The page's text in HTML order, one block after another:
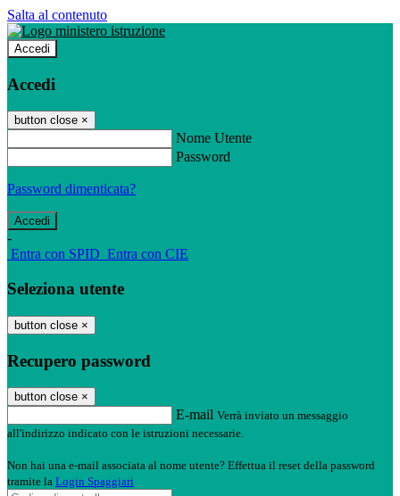
Salta al contenuto
Accedi
Accedi
button close ×
Nome Utente
Password
Password dimenticata?
-
Entra con SPID Entra con CIE
Seleziona utente
button close ×
Recupero password
button close ×
E-mail Verrà inviato un messaggio
all'indirizzo indicato con le istruzioni necessarie.
Non hai una e-mail associata al nome utente? Effettua il reset della password
tramite la Login Spaggiari